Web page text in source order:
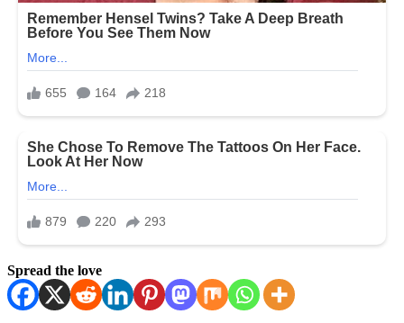
Spread the love